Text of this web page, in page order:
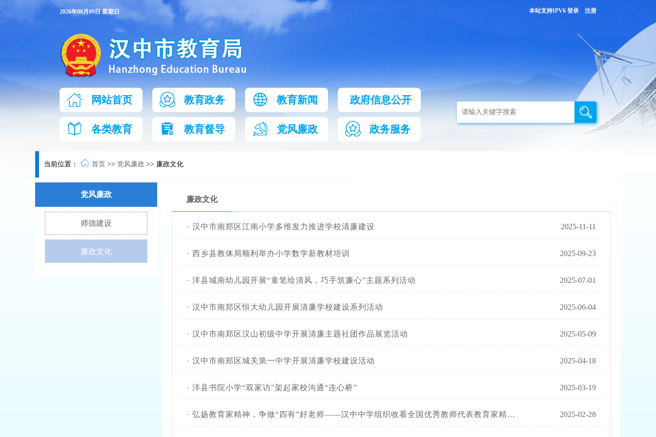
2026年08月09日 星期日 本站支持IPV6 登录 注册
网站首页 教育政务 教育新闻 政府信息公开
各类教育 教育督导 党风廉政 政务服务
当前位置： 首页 >> 党风廉政 >> 廉政文化
党风廉政
师德建设
廉政文化
廉政文化
· 汉中市南郑区江南小学多维发力推进学校清廉建设 2025-11-11
· 西乡县教体局顺利举办小学数学新教材培训 2025-09-23
· 洋县城南幼儿园开展“童笔绘清风，巧手筑廉心”主题系列活动 2025-07-01
· 汉中市南郑区恒大幼儿园开展清廉学校建设系列活动 2025-06-04
· 汉中市南郑区汉山初级中学开展清廉主题社团作品展览活动 2025-05-09
· 汉中市南郑区城关第一中学开展清廉学校建设活动 2025-04-18
· 洋县书院小学“双家访”架起家校沟通“连心桥” 2025-03-19
· 弘扬教育家精神，争做“四有”好老师——汉中中学组织收看全国优秀教师代表教育家精神2025年巡回宣讲（陕西）线上直播活动 2025-02-28